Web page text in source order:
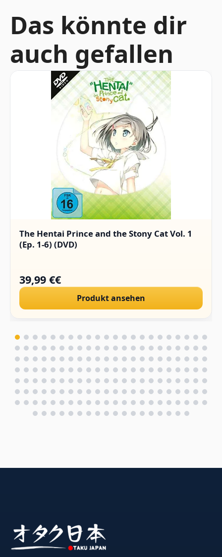
Das könnte dir
auch gefallen
The Hentai Prince and the Stony Cat Vol. 1
(Ep. 1-6) (DVD)
39,99 €€
Produkt ansehen